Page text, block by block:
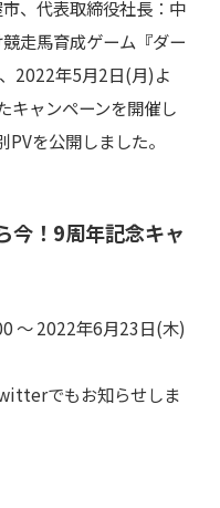
、代表取締役社長：中
走馬育成ゲーム『ダー
2022年5月2日(月)よ
キャンペーンを開催し
を公開しました。
今！9周年記念キャ
～ 2022年6月23日(木)
でもお知らせしま